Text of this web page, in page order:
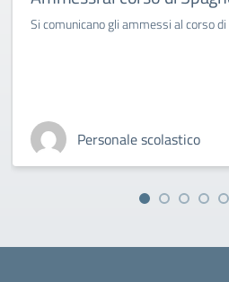
Si comunicano gli ammessi al corso
Personale scolastico